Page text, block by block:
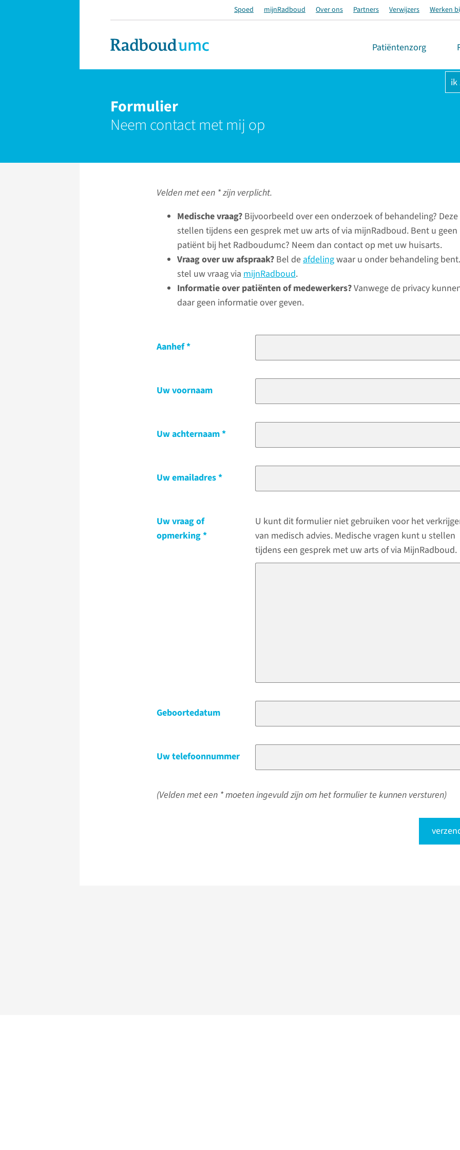
Spoed mijnRadboud Over ons Partners Verwijzers Werken
Patiëntenzorg
ik
Formulier
Neem contact met mij op
Velden met een * zijn verplicht.
Medische vraag? Bijvoorbeeld over een onderzoek of behandeling?
stellen tijdens een gesprek met uw arts of via mijnRadboud. Bent u geen
patiënt bij het Radboudumc? Neem dan contact op met uw huisarts.
Vraag over uw afspraak? Bel deafdelingwaar u onder behandeling
stel uw vraag via mijnRadboud.
Informatie over patiënten of medewerkers?Vanwege de privacy
daar geen informatie over geven.
Aanhef
Uw voornaam
Uw achternaam
Uw emailadres
Uw vraag of
opmerking
U kunt dit formulier niet gebruiken voor het
van medisch advies. Medische vragen kunt u stellen
tijdens een gesprek met uw arts of via MijnRadboud.
Geboortedatum
Uw telefoonnummer
(Velden met een * moeten ingevuld zijn om het formulier te kunnen versturen)